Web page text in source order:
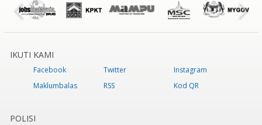
IKUTI KAMI
Facebook Twitter
Instagram
Maklumbalas
RSS Kod QR
POLISI